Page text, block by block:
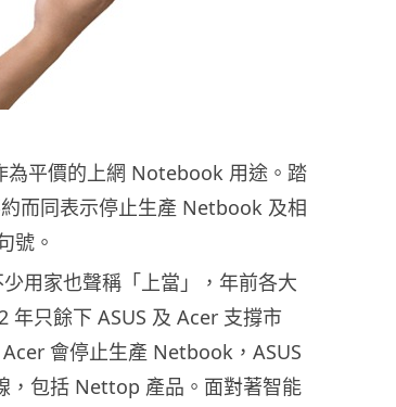
平價的上網 Notebook 用途。踏
而同表示停止生產 Netbook 及相
號。
用家也聲稱「上當」，年前各大
只餘下 ASUS 及 Acer 支撐市
會停止生產 Netbook，ASUS
，包括 Nettop 產品。面對著智能